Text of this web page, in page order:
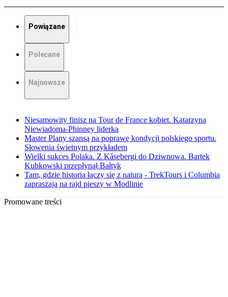
Powiązane
Polecane
Najnowsze
Niesamowity finisz na Tour de France kobiet. Katarzyna
Niewiadoma-Phinney liderką
Master Plany szansą na poprawę kondycji polskiego sportu.
Słowenia świetnym przykładem
Wielki sukces Polaka. Z Kåsebergi do Dziwnowa. Bartek
Kubkowski przepłynął Bałtyk
Tam, gdzie historia łączy się z naturą - TrekTours i Columbia
zapraszają na rajd pieszy w Modlinie
Promowane treści